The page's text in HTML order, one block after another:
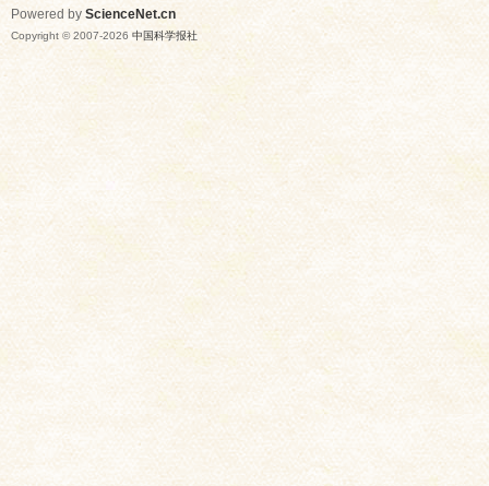
Powered by ScienceNet.cn
Copyright © 2007-2026 中国科学报社